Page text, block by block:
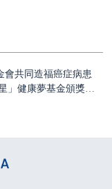
會共同造福癌症病患
下一篇：弘揚尊師重教優良傳統 「復旦—復星」健康夢基金頒獎典禮舉行